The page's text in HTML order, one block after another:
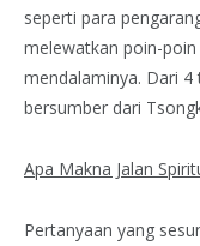
seperti para
melewatkan poin-
mendalaminya. Dari
bersumber dari
Apa Makna Jalan
Pertanyaan yang